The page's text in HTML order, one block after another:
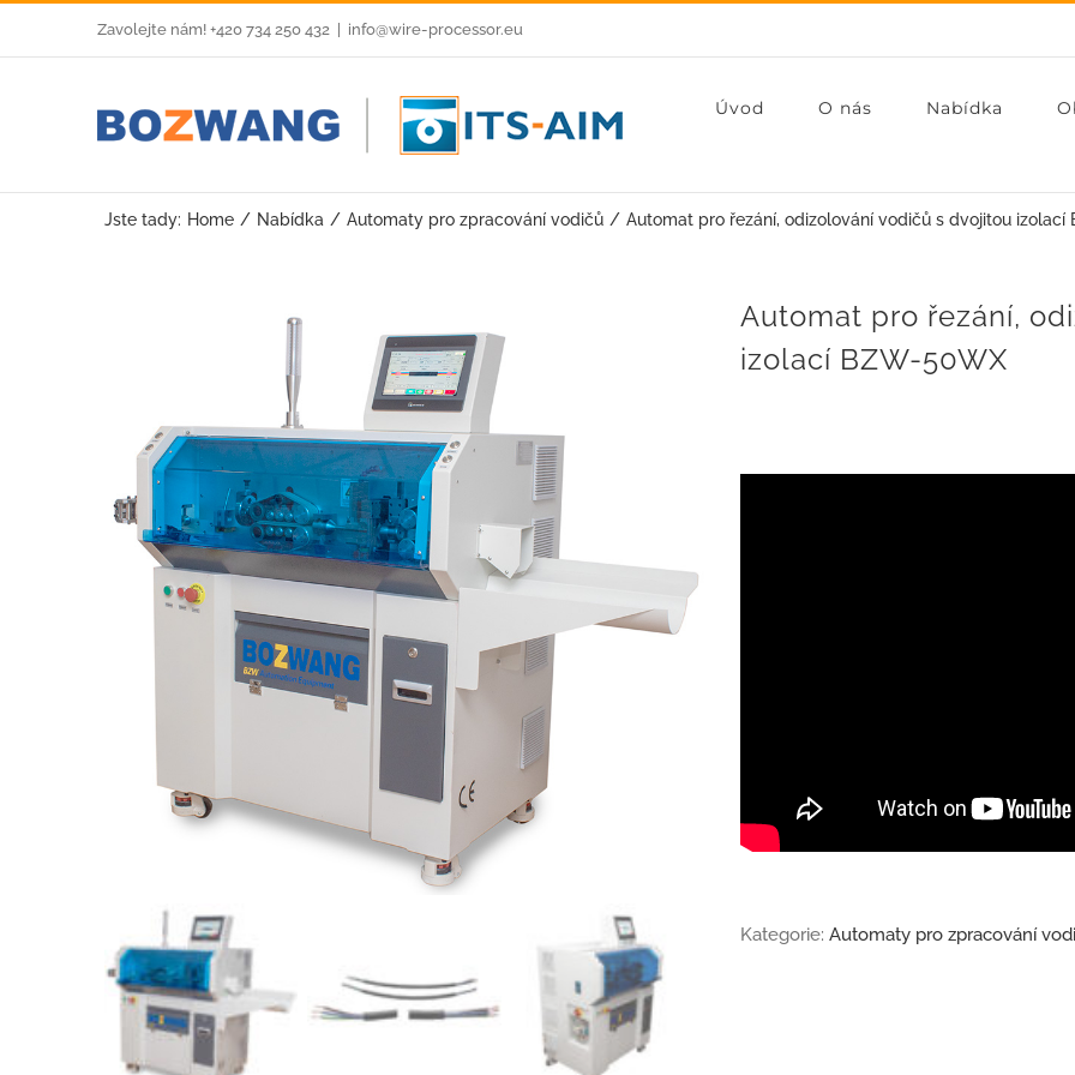
to
Zavolejte nám! +420 734 250 432 info@wire-processor.eu
Úvod O nás Nabídka
Jste tady: Home Nabídka Automaty pro zpracování vodičů Automat pro řezání, odizolování vodičů s dvojitou izolací
Automat pro řezání,
izolací BZW-50WX
Kategorie: Automaty pro zpracování